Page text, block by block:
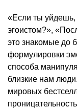
«Если ты уйдешь,
эгоистом?»,
это знакомые до
формулировки
способа
близкие нам
мировых